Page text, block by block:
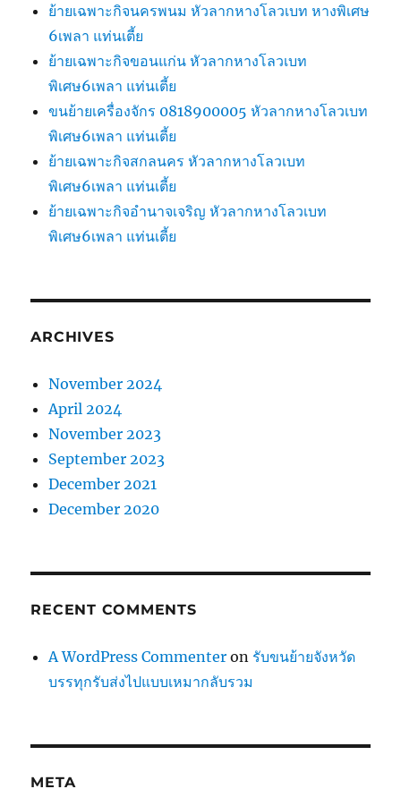
ย้ายเฉพาะกิจนครพนม หัวลากหางโลวเบท หางพิเศษ
6เพลา แท่นเตี้ย
ย้ายเฉพาะกิจขอนแก่น หัวลากหางโลวเบท
พิเศษ6เพลา แท่นเตี้ย
ขนย้ายเครื่องจักร 0818900005 หัวลากหางโลวเบท
พิเศษ6เพลา แท่นเตี้ย
ย้ายเฉพาะกิจสกลนคร หัวลากหางโลวเบท
พิเศษ6เพลา แท่นเตี้ย
ย้ายเฉพาะกิจอำนาจเจริญ หัวลากหางโลวเบท
พิเศษ6เพลา แท่นเตี้ย
ARCHIVES
November 2024
April 2024
November 2023
September 2023
December 2021
December 2020
RECENT COMMENTS
A WordPress Commenter on รับขนย้ายจังหวัด
บรรทุกรับส่งไปแบบเหมากลับรวม
META